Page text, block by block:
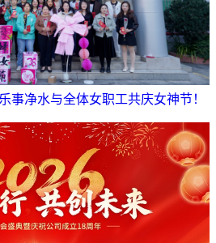
事净水与全体女职工共庆女神节！